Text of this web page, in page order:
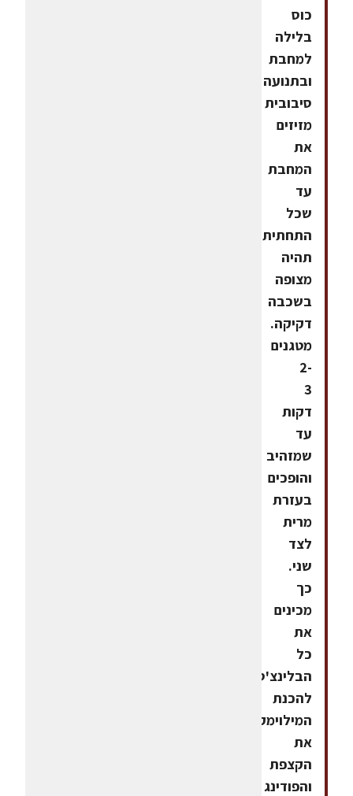
כוס
בלילה
למחבת
ובתנועה
סיבובית
מזיזים
את
המחבת
עד
שכל
התחתית
תהיה
מצופה
בשכבה
דקיקה.
מטגנים
2-
3
דקות
עד
שמזהיב
והופכים
בעזרת
מרית
לצד
שני.
כך
מכינים
את
כל
הבלינצ'ס.
להכנת
המילוימקציפים
את
הקצפת
והפודינג